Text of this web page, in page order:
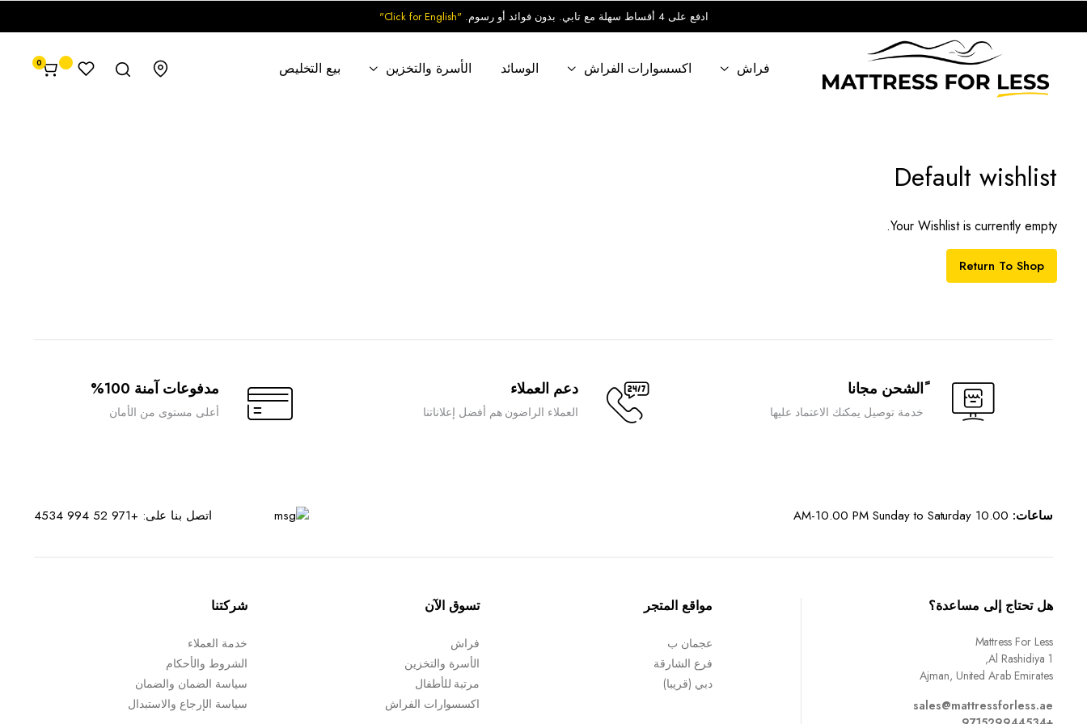
ادفع على 4 أقساط سهلة مع تابي. بدون فوائد أو رسوم. "Click for English"
فراش اكسسوارات الفراش الوسائد الأسرة والتخزين بيع التخليص 0
Default wishlist
Your Wishlist is currently empty.
Return To Shop
ًالشحن مجانا
خدمة توصيل يمكنك الاعتماد عليها
دعم العملاء
العملاء الراضون هم أفضل إعلاناتنا
مدفوعات آمنة 100%
أعلى مستوى من الأمان
ساعات: اتصل بنا على: +971 52 994 4534
هل تحتاج إلى مساعدة؟
Mattress For Less
Al Rashidiya 1,
Ajman, United Arab Emirates
sales@mattressforless.ae
مواقع المتجر
عجمان ب
فرع الشارقة
دبي (قريبا)
تسوق الآن
فراش
الأسرة والتخزين
مرتبة للأطفال
اكسسوارات الفراش
شركتنا
خدمة العملاء
الشروط والأحكام
سياسة الضمان والضمان
سياسة الإرجاع والاستبدال